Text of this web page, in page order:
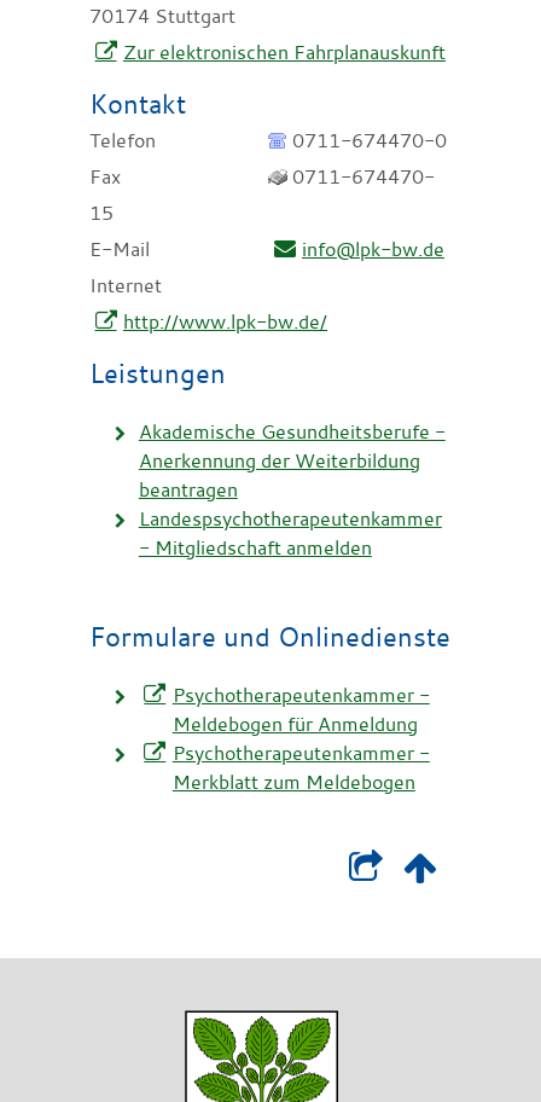
70174 Stuttgart
Zur elektronischen Fahrplanauskunft
Kontakt
Telefon
0711-674470-0
Fax
0711-674470-
15
E-Mail
info@lpk-bw.de
Internet
http://www.lpk-bw.de/
Leistungen
Akademische Gesundheitsberufe -
Anerkennung der Weiterbildung
beantragen
Landespsychotherapeutenkammer
- Mitgliedschaft anmelden
Formulare und Onlinedienste
Psychotherapeutenkammer -
Meldebogen für Anmeldung
Psychotherapeutenkammer -
Merkblatt zum Meldebogen